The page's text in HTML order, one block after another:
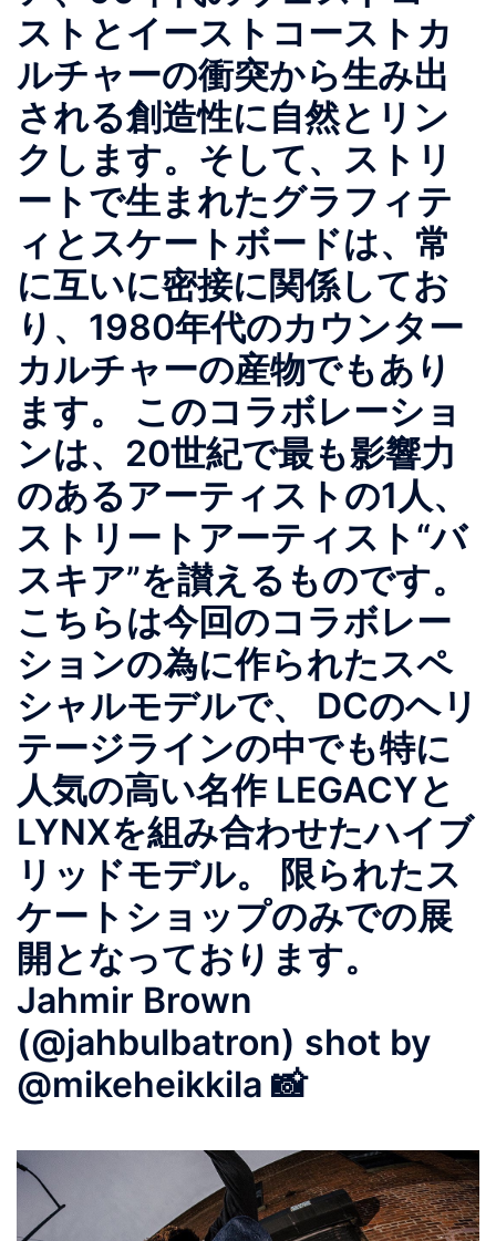
ストとイーストコーストカ
ルチャーの衝突から生み出
される創造性に自然とリン
クします。そして、ストリ
ートで生まれたグラフィテ
ィとスケートボードは、常
に互いに密接に関係してお
り、1980年代のカウンター
カルチャーの産物でもあり
ます。 このコラボレーショ
ンは、20世紀で最も影響力
のあるアーティストの1人、
ストリートアーティスト“バ
スキア”を讃えるものです。
こちらは今回のコラボレー
ションの為に作られたスペ
シャルモデルで、 DCのヘリ
テージラインの中でも特に
人気の高い名作 LEGACYと
LYNXを組み合わせたハイブ
リッドモデル。 限られたス
ケートショップのみでの展
開となっております。
Jahmir Brown
(@jahbulbatron) shot by
@mikeheikkila 📸